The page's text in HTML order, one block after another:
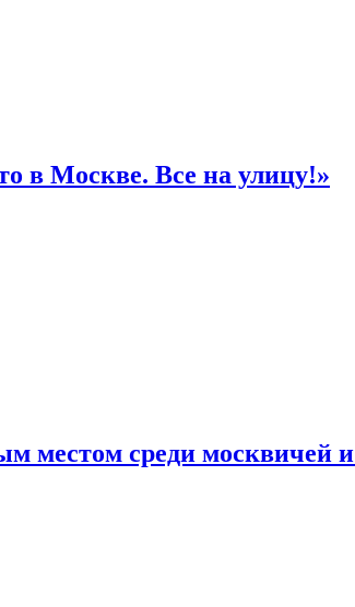
в Москве. Все на улицу!»
местом среди москвичей и